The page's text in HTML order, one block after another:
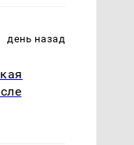
день назад